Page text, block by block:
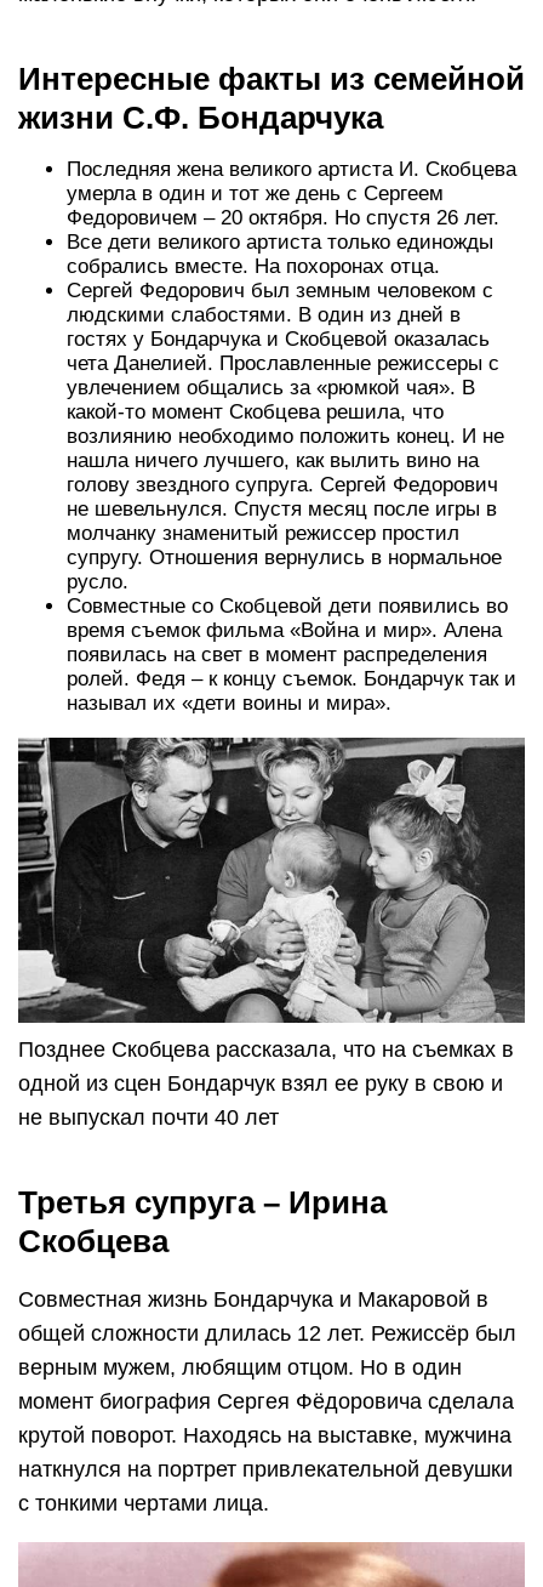
Интересные факты из семейной
жизни С.Ф. Бондарчука
Последняя жена великого артиста И. Скобцева
умерла в один и тот же день с Сергеем
Федоровичем – 20 октября. Но спустя 26 лет.
Все дети великого артиста только единожды
собрались вместе. На похоронах отца.
Сергей Федорович был земным человеком с
людскими слабостями. В один из дней в
гостях у Бондарчука и Скобцевой оказалась
чета Данелией. Прославленные режиссеры с
увлечением общались за «рюмкой чая». В
какой-то момент Скобцева решила, что
возлиянию необходимо положить конец. И не
нашла ничего лучшего, как вылить вино на
голову звездного супруга. Сергей Федорович
не шевельнулся. Спустя месяц после игры в
молчанку знаменитый режиссер простил
супругу. Отношения вернулись в нормальное
русло.
Совместные со Скобцевой дети появились во
время съемок фильма «Война и мир». Алена
появилась на свет в момент распределения
ролей. Федя – к концу съемок. Бондарчук так и
называл их «дети воины и мира».
Позднее Скобцева рассказала, что на съемках в
одной из сцен Бондарчук взял ее руку в свою и
не выпускал почти 40 лет
Третья супруга – Ирина
Скобцева
Совместная жизнь Бондарчука и Макаровой в
общей сложности длилась 12 лет. Режиссёр был
верным мужем, любящим отцом. Но в один
момент биография Сергея Фёдоровича сделала
крутой поворот. Находясь на выставке, мужчина
наткнулся на портрет привлекательной девушки
с тонкими чертами лица.